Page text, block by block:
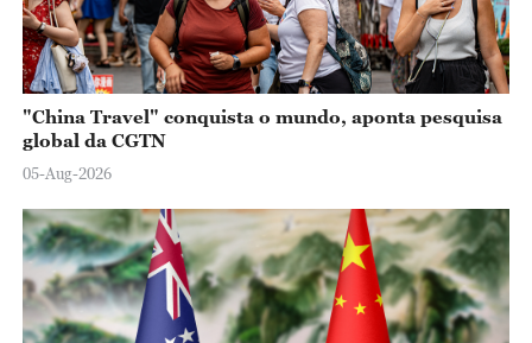
"China Travel" conquista o mundo, aponta pesquisa
global da CGTN
05-Aug-2026